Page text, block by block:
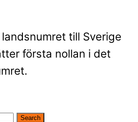
till Sverige
första nollan i det
Search